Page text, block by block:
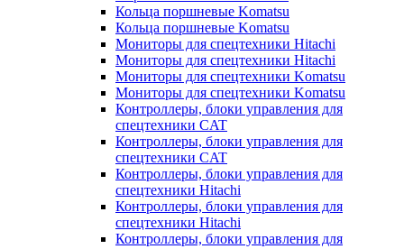
Кольца поршневые Komatsu
Кольца поршневые Komatsu
Мониторы для спецтехники Hitachi
Мониторы для спецтехники Hitachi
Мониторы для спецтехники Komatsu
Мониторы для спецтехники Komatsu
Контроллеры, блоки управления для
спецтехники CAT
Контроллеры, блоки управления для
спецтехники CAT
Контроллеры, блоки управления для
спецтехники Hitachi
Контроллеры, блоки управления для
спецтехники Hitachi
Контроллеры, блоки управления для